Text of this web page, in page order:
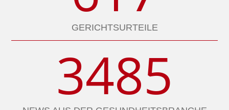
GERICHTSURTEILE
3485